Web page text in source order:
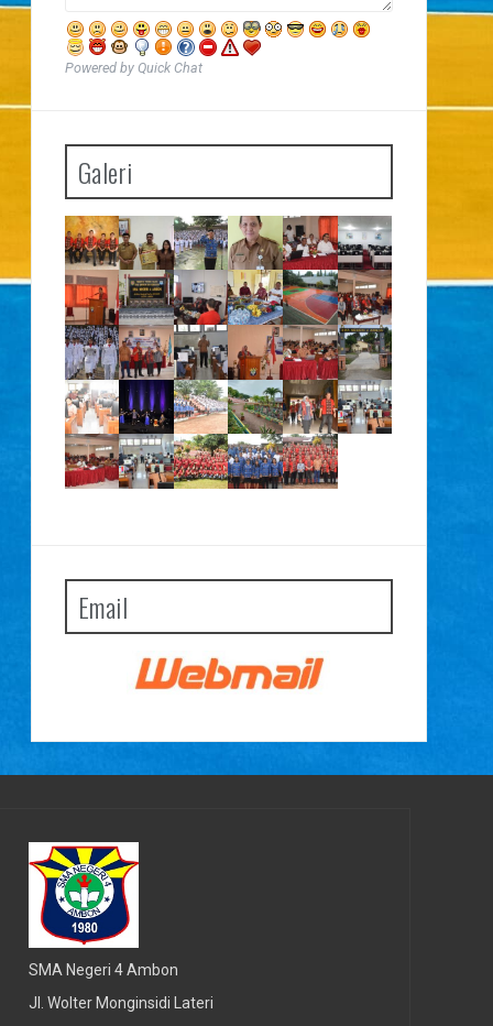
Powered by Quick Chat
Galeri
Email
SMA Negeri 4 Ambon
Jl. Wolter Monginsidi Lateri